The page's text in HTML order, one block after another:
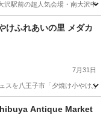
沢駅前の超人気会場・南大沢
ト 会場
けふれあいの里 メダカ
7月31日
スを八王子市「夕焼け小やけふ
Antique Market